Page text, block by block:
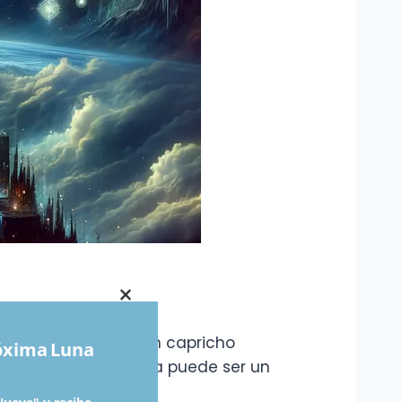
Más que un capricho
y confiar en ella puede ser un
×
Luna